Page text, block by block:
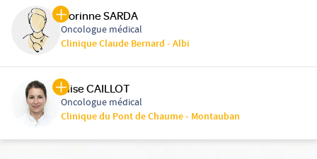
Corinne SARDA
Oncologue médical
Clinique Claude Bernard - Albi
Elise CAILLOT
Oncologue médical
Clinique du Pont de Chaume - Montauban